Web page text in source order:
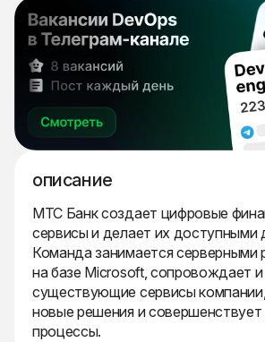
описание
МТС Банк создает цифровые
сервисы и делает их доступными
Команда занимается серверными
на базе Microsoft, сопровождает и
существующие сервисы
новые решения и совершенствует
процессы.